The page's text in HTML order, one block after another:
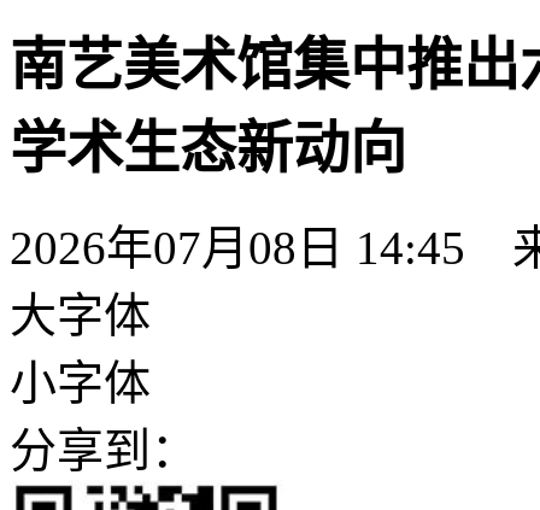
南艺美术馆集中推
学术生态新动向
2026年07月08日 14:45
大字体
小字体
分享到：